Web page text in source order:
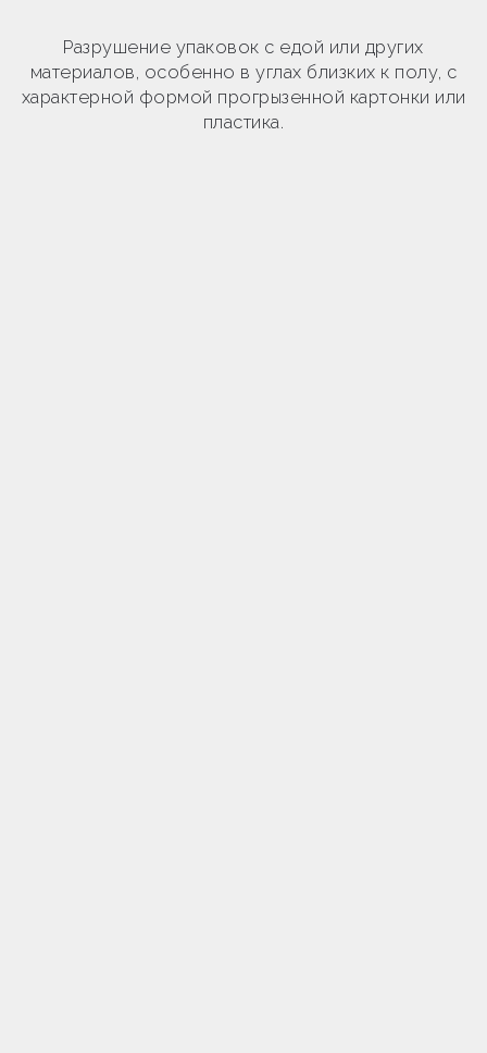
Разрушение упаковок с едой или других
материалов, особенно в углах близких к полу, с
характерной формой прогрызенной картонки или
пластика.